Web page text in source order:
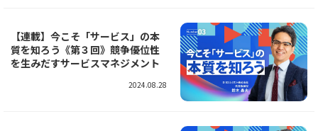
【連載】今こそ「サービス」の本
質を知ろう《第３回》競争優位性
を生みだすサービスマネジメント
2024.08.28